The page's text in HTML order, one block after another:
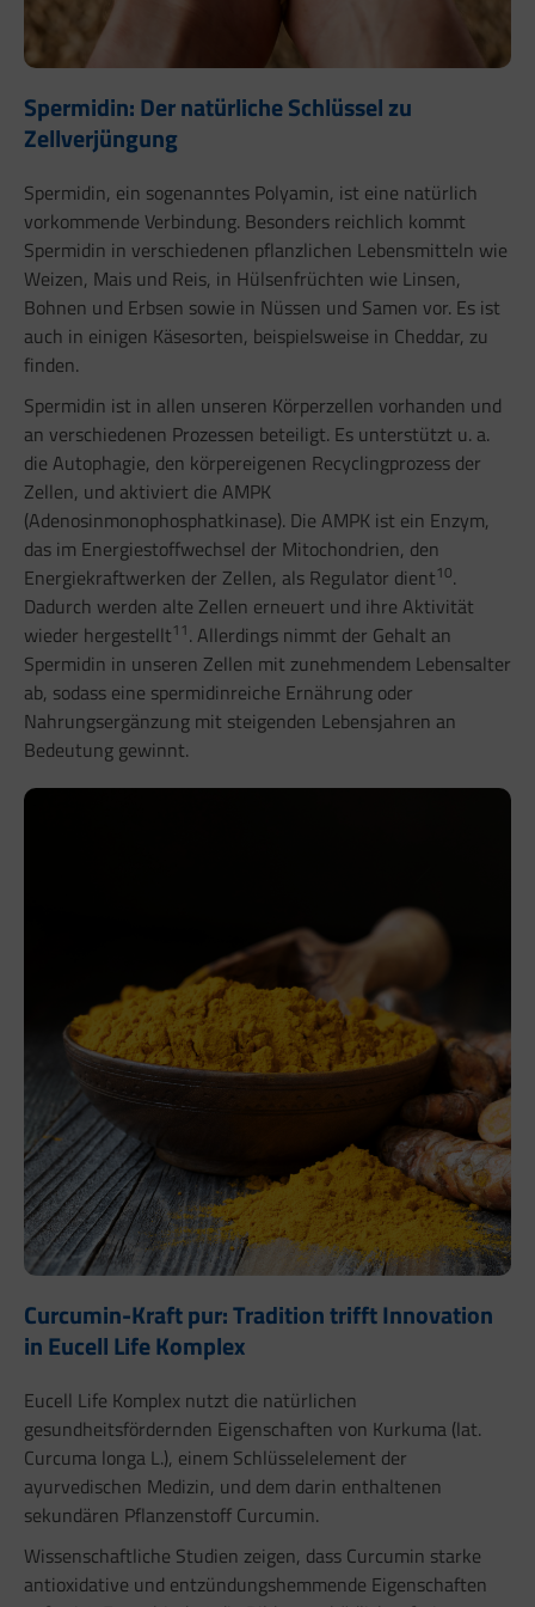
Spermidin: Der natürliche Schlüssel zu
Zellverjüngung
Spermidin, ein sogenanntes Polyamin, ist eine natürlich
vorkommende Verbindung. Besonders reichlich kommt
Spermidin in verschiedenen pflanzlichen Lebensmitteln wie
Weizen, Mais und Reis, in Hülsenfrüchten wie Linsen,
Bohnen und Erbsen sowie in Nüssen und Samen vor. Es ist
auch in einigen Käsesorten, beispielsweise in Cheddar, zu
finden.
Spermidin ist in allen unseren Körperzellen vorhanden und
an verschiedenen Prozessen beteiligt. Es unterstützt u. a.
die Autophagie, den körpereigenen Recyclingprozess der
Zellen, und aktiviert die AMPK
(Adenosinmonophosphatkinase). Die AMPK ist ein Enzym,
das im Energiestoffwechsel der Mitochondrien, den
Energiekraftwerken der Zellen, als Regulator dient10.
Dadurch werden alte Zellen erneuert und ihre Aktivität
wieder hergestellt11. Allerdings nimmt der Gehalt an
Spermidin in unseren Zellen mit zunehmendem Lebensalter
ab, sodass eine spermidinreiche Ernährung oder
Nahrungsergänzung mit steigenden Lebensjahren an
Bedeutung gewinnt.
Curcumin-Kraft pur: Tradition trifft Innovation
in Eucell Life Komplex
Eucell Life Komplex nutzt die natürlichen
gesundheitsfördernden Eigenschaften von Kurkuma (lat.
Curcuma longa L.), einem Schlüsselelement der
ayurvedischen Medizin, und dem darin enthaltenen
sekundären Pflanzenstoff Curcumin.
Wissenschaftliche Studien zeigen, dass Curcumin starke
antioxidative und entzündungshemmende Eigenschaften